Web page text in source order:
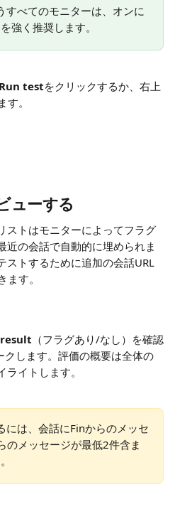
すべてのモニターは、オンに
強く推奨します。
Run testをクリックするか、右上
。
ューする
ストはモニターによってフラグ
近の会話で自動的に埋められま
ストするために追加の会話URL
す。
（フラグあり/なし）を確認
クします。評価の概要は全体の
イトします。
には、会話にFinからのメッセ
のメッセージが最低2件含ま